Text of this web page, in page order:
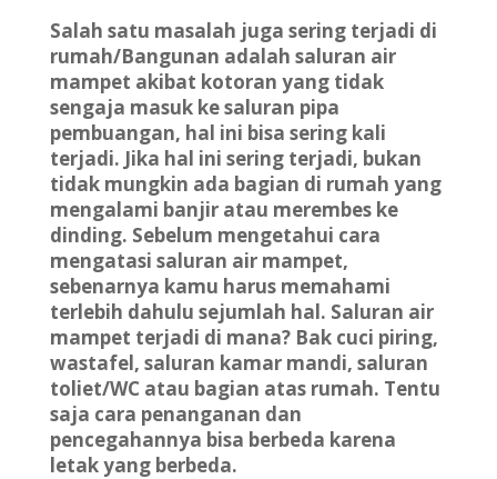
Salah satu masalah juga sering terjadi di
rumah/Bangunan adalah saluran air
mampet akibat kotoran yang tidak
sengaja masuk ke saluran pipa
pembuangan, hal ini bisa sering kali
terjadi. Jika hal ini sering terjadi, bukan
tidak mungkin ada bagian di rumah yang
mengalami banjir atau merembes ke
dinding. Sebelum mengetahui cara
mengatasi saluran air mampet,
sebenarnya kamu harus memahami
terlebih dahulu sejumlah hal. Saluran air
mampet terjadi di mana? Bak cuci piring,
wastafel, saluran kamar mandi, saluran
toliet/WC atau bagian atas rumah. Tentu
saja cara penanganan dan
pencegahannya bisa berbeda karena
letak yang berbeda.